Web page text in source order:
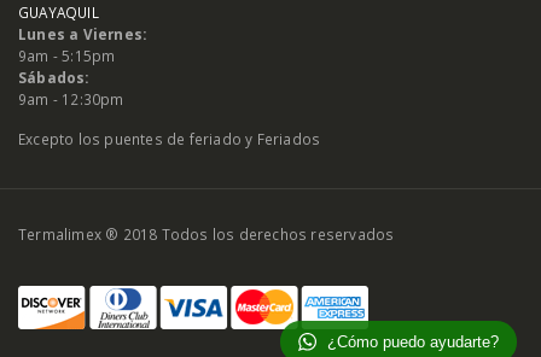
GUAYAQUIL
Lunes a Viernes:
9am - 5:15pm
Sábados:
9am - 12:30pm
Excepto los puentes de feriado y Feriados
Termalimex ® 2018 Todos los derechos reservados
¿Cómo puedo ayudarte?